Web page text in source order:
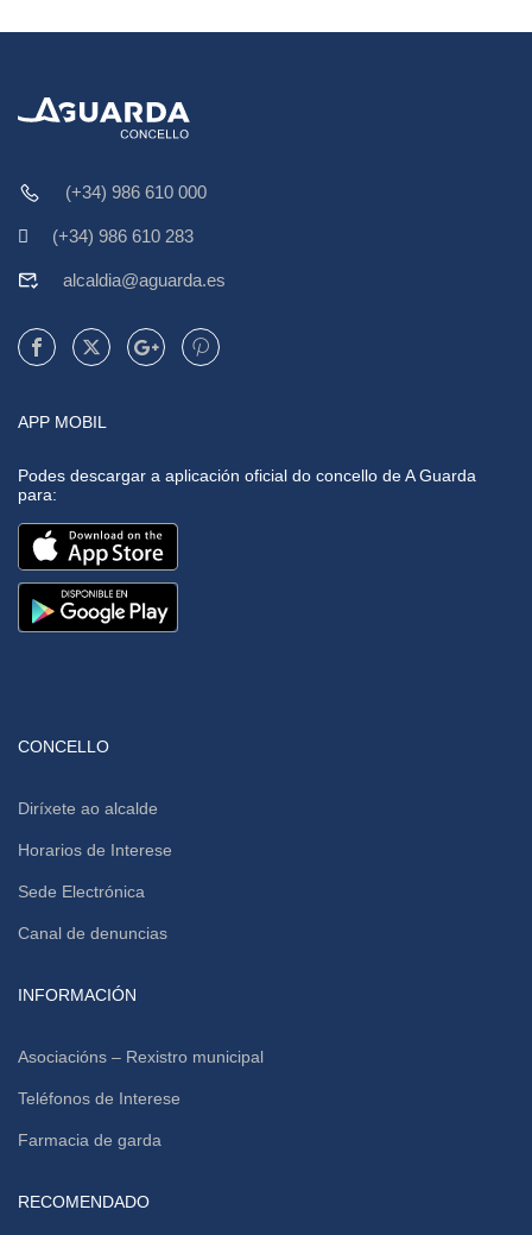
(+34) 986 610 000
(+34) 986 610 283
alcaldia@aguarda.es
APP MOBIL
Podes descargar a aplicación oficial do concello de A Guarda
para:
CONCELLO
Diríxete ao alcalde
Horarios de Interese
Sede Electrónica
Canal de denuncias
INFORMACIÓN
Asociacións – Rexistro municipal
Teléfonos de Interese
Farmacia de garda
RECOMENDADO